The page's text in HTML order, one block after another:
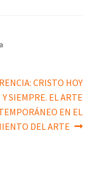
CRISTO HOY
Y SIEMPRE. EL ARTE
EN EL
DEL ARTE